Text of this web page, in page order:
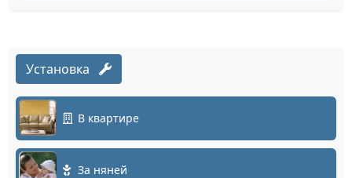
Установка
В квартире
За няней